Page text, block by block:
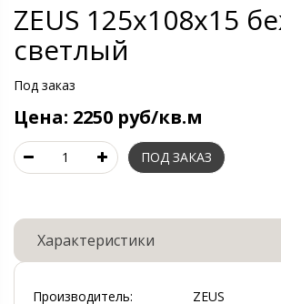
ZEUS 125x108x15
светлый
Под заказ
Цена: 2250 руб/кв.м
Характеристики
Производитель:
ZEUS